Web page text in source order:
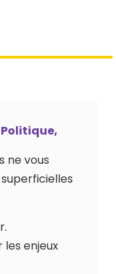
ne vous
les enjeux